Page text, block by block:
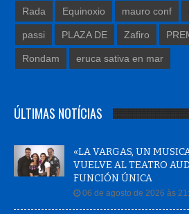
Rada Equinoxio mauro conf
passi PLAZA DE Zafiro
Rondam eruca sativa en mar
ÚLTIMAS NOTÍCIAS
«LA VARGAS, UN
VUELVE AL TEATRO
FUNCIÓN ÚNICA
06 de agosto de 2026 às